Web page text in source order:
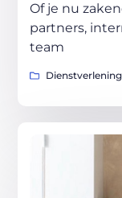
Of je nu
partners,
team
Dienstverlening